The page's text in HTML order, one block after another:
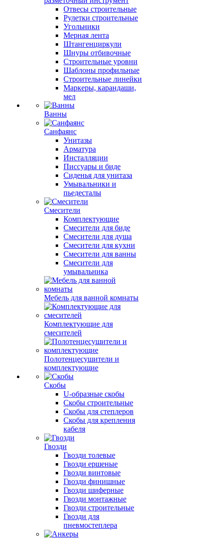
Отвесы строительные
Рулетки строительные
Угольники
Мерная лента
Штангенциркули
Шнуры отбивочные
Строительные уровни
Шаблоны профильные
Строительные линейки
Маркеры, карандаши,
мел
Ванны
Санфаянс
Унитазы
Арматура
Инсталляции
Писсуары и биде
Сиденья для унитаза
Умывальники и
пьедесталы
Смесители
Комплектующие
Смесители для биде
Смесители для душа
Смесители для кухни
Смесители для ванны
Смесители для
умывальника
Мебель для ванной комнаты
Комплектующие для
смесителей
Полотенцесушители и
комплектующие
Скобы
U-образные скобы
Скобы строительные
Скобы для степлеров
Скобы для крепления
кабеля
Гвозди
Гвозди толевые
Гвозди ершеные
Гвозди винтовые
Гвозди финишные
Гвозди шиферные
Гвозди монтажные
Гвозди строительные
Гвозди для
пневмостеплера